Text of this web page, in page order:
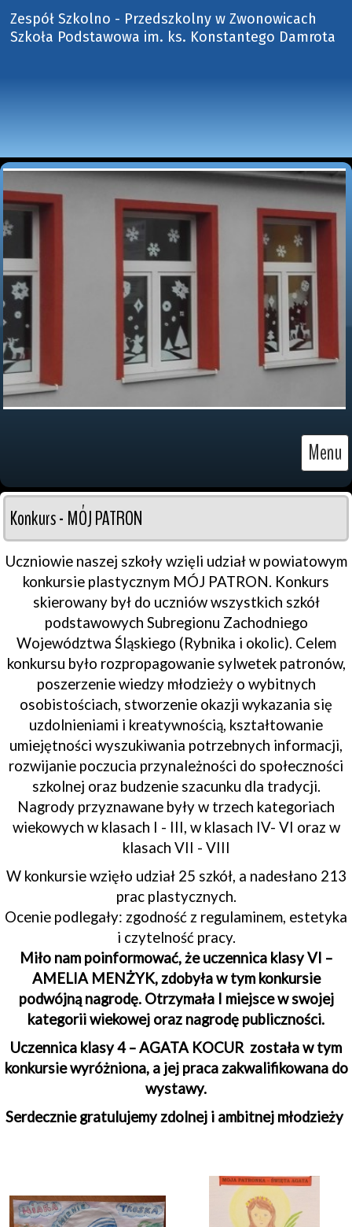
Zespół Szkolno - Przedszkolny w Zwonowicach
Szkoła Podstawowa im. ks. Konstantego Damrota
Menu
Konkurs - MÓJ PATRON
Uczniowie naszej szkoły wzięli udział w powiatowym
konkursie plastycznym MÓJ PATRON. Konkurs
skierowany był do uczniów wszystkich szkół
podstawowych Subregionu Zachodniego
Województwa Śląskiego (Rybnika i okolic). Celem
konkursu było rozpropagowanie sylwetek patronów,
poszerzenie wiedzy młodzieży o wybitnych
osobistościach, stworzenie okazji wykazania się
uzdolnieniami i kreatywnością, kształtowanie
umiejętności wyszukiwania potrzebnych informacji,
rozwijanie poczucia przynależności do społeczności
szkolnej oraz budzenie szacunku dla tradycji.
Nagrody przyznawane były w trzech kategoriach
wiekowych w klasach I - III, w klasach IV- VI oraz w
klasach VII - VIII
W konkursie wzięło udział 25 szkół, a nadesłano 213
prac plastycznych.
Ocenie podlegały: zgodność z regulaminem, estetyka
i czytelność pracy.
Miło nam poinformować, że uczennica klasy VI –
AMELIA MENŻYK, zdobyła w tym konkursie
podwójną nagrodę. Otrzymała I miejsce w swojej
kategorii wiekowej oraz nagrodę publiczności.
Uczennica klasy 4 – AGATA KOCUR została w tym
konkursie wyróżniona, a jej praca zakwalifikowana do
wystawy.
Serdecznie gratulujemy zdolnej i ambitnej młodzieży